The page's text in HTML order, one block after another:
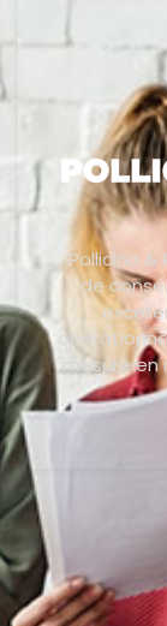
Pollicino &
de
mesure en